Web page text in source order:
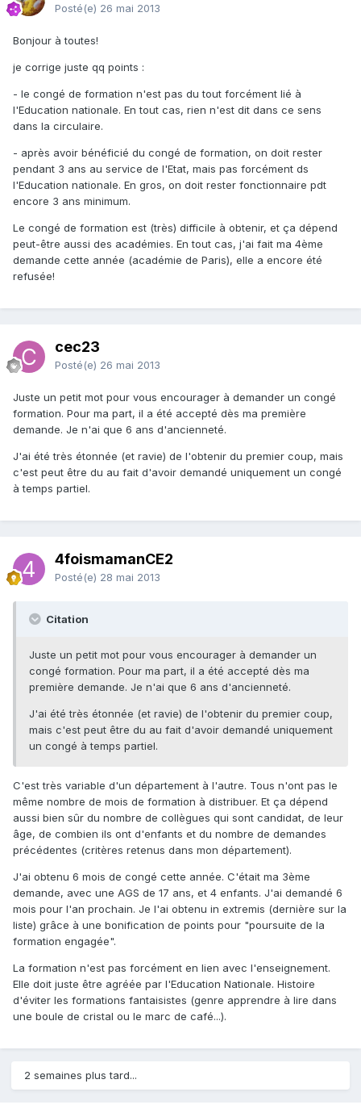
Posté(e) 26 mai 2013
Bonjour à toutes!
je corrige juste qq points :
- le congé de formation n'est pas du tout forcément lié à
l'Education nationale. En tout cas, rien n'est dit dans ce sens
dans la circulaire.
- après avoir bénéficié du congé de formation, on doit rester
pendant 3 ans au service de l'Etat, mais pas forcément ds
l'Education nationale. En gros, on doit rester fonctionnaire pdt
encore 3 ans minimum.
Le congé de formation est (très) difficile à obtenir, et ça dépend
peut-être aussi des académies. En tout cas, j'ai fait ma 4ème
demande cette année (académie de Paris), elle a encore été
refusée!
cec23
Posté(e) 26 mai 2013
Juste un petit mot pour vous encourager à demander un congé
formation. Pour ma part, il a été accepté dès ma première
demande. Je n'ai que 6 ans d'ancienneté.
J'ai été très étonnée (et ravie) de l'obtenir du premier coup, mais
c'est peut être du au fait d'avoir demandé uniquement un congé
à temps partiel.
4foismamanCE2
Posté(e) 28 mai 2013
Citation
Juste un petit mot pour vous encourager à demander un
congé formation. Pour ma part, il a été accepté dès ma
première demande. Je n'ai que 6 ans d'ancienneté.
J'ai été très étonnée (et ravie) de l'obtenir du premier coup,
mais c'est peut être du au fait d'avoir demandé uniquement
un congé à temps partiel.
C'est très variable d'un département à l'autre. Tous n'ont pas le
même nombre de mois de formation à distribuer. Et ça dépend
aussi bien sûr du nombre de collègues qui sont candidat, de leur
âge, de combien ils ont d'enfants et du nombre de demandes
précédentes (critères retenus dans mon département).
J'ai obtenu 6 mois de congé cette année. C'était ma 3ème
demande, avec une AGS de 17 ans, et 4 enfants. J'ai demandé 6
mois pour l'an prochain. Je l'ai obtenu in extremis (dernière sur la
liste) grâce à une bonification de points pour "poursuite de la
formation engagée".
La formation n'est pas forcément en lien avec l'enseignement.
Elle doit juste être agréée par l'Education Nationale. Histoire
d'éviter les formations fantaisistes (genre apprendre à lire dans
une boule de cristal ou le marc de café...).
2 semaines plus tard...